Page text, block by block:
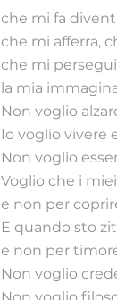
che mi fa
che mi afferra,
che mi
la mia
Non voglio
Io voglio vivere
Non voglio
Voglio che i
e non per
E quando sto
e non per
Non voglio